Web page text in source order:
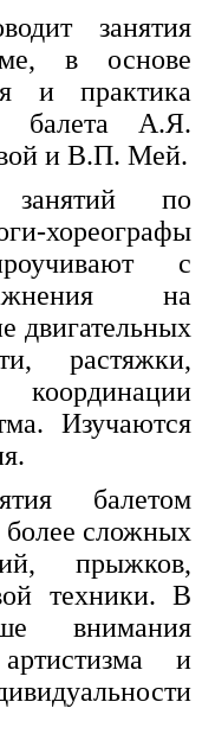
занятия
в основе
и практика
балета А.Я.
и В.П. Мей.
по
хореографы
с
на
двигательных
растяжки,
Изучаются
балетом
более сложных
прыжков,
техники. В
внимания
и